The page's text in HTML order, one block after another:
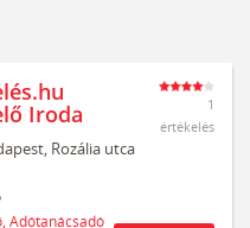
Iroda
Rozália utca
Adótanácsadó
1
értékelés